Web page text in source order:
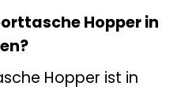
Hopper in
Hopper ist in